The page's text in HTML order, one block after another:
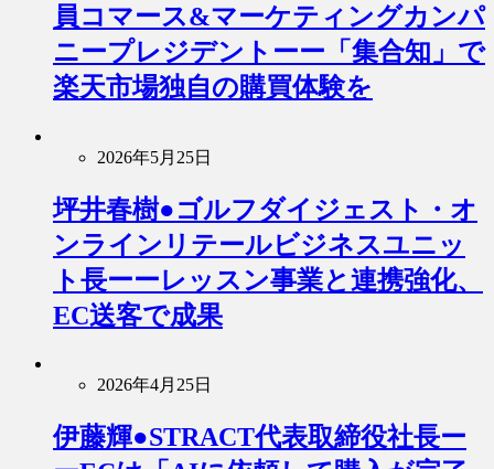
員コマース&マーケティングカンパ
ニープレジデントーー「集合知」で
楽天市場独自の購買体験を
2026年5月25日
坪井春樹●ゴルフダイジェスト・オ
ンラインリテールビジネスユニッ
ト長ーーレッスン事業と連携強化、
EC送客で成果
2026年4月25日
伊藤輝●STRACT代表取締役社長ー